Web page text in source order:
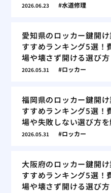
2026.06.23 水道修理
愛知県のロッカー鍵開
すすめランキング5選！
場や壊さず開ける選び方
2026.05.31 ロッカー
福岡県のロッカー鍵開
すすめランキング5選！
場や失敗しない選び方
2026.05.31 ロッカー
大阪府のロッカー鍵開
すすめランキング5選！
場や壊さず開ける選び方